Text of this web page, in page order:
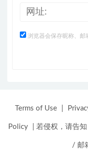
浏览器会保存昵称、邮
Terms of Use
Policy 若侵权，请告知
/ 邮